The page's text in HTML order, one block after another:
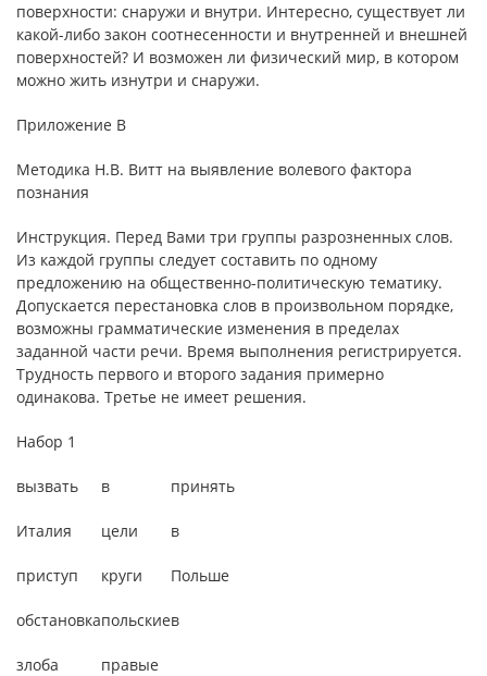
поверхности: снаружи и внутри. Интересно, существует ли
какой-либо закон соотнесенности и внутренней и внешней
поверхностей? И возможен ли физический мир, в котором
можно жить изнутри и снаружи.
Приложение В
Методика Н.В. Витт на выявление волевого фактора
познания
Инструкция. Перед Вами три группы разрозненных слов.
Из каждой группы следует составить по одному
предложению на общественно-политическую тематику.
Допускается перестановка слов в произвольном порядке,
возможны грамматические изменения в пределах
заданной части речи. Время выполнения регистрируется.
Трудность первого и второго задания примерно
одинакова. Третье не имеет решения.
Набор 1
вызвать в принять
Италия цели в
приступ круги Польше
обстановкапольскиев
злоба правые